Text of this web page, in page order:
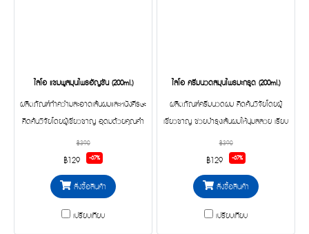
ไลโอ แชมพูสมุนไพรอัญชัน (200ml.)
ผลิตภัณฑ์ทำควำมสะอาดเส้นผมและหนังศีรษะ
คิดค้นวิจัยโดยผู้เชี่ยวชาญ อุดมด้วยคุณค่ำ
จากอัญชัน ว่านหางจระเข้ น้ำมันจมูกข้าวสำลี
น้ำมันมะพร้ำว และวิตามินอี
฿390
฿129 -67%
สั่งซื้อสินค้า
เปรียบเทียบ
ไลโอ ครีมนวดสมุนไพรมะกรูด (200ml.)
ผลิตภัณฑ์ครีมนวดผม คิดค้นวิจัยโดยผู้
เชี่ยวชาญ ช่วยบำรุงเส้นผมให้นุ่มสลวย เรียบ
ลื่น ไม่ชี ฟู อุดมด้วยคุณค่าจากมะกรูด และ
น้ำมันดอกทานตะวัน ผสานเคราตินโปรตีนพืช
3 ชนิด จากข้าวสำลี ข้ำวโพด และถั่วเหลือง
เพื่อฟื้นฟูสภาพผม ไม่แห้งเสีย
฿390
฿129 -67%
สั่งซื้อสินค้า
เปรียบเทียบ